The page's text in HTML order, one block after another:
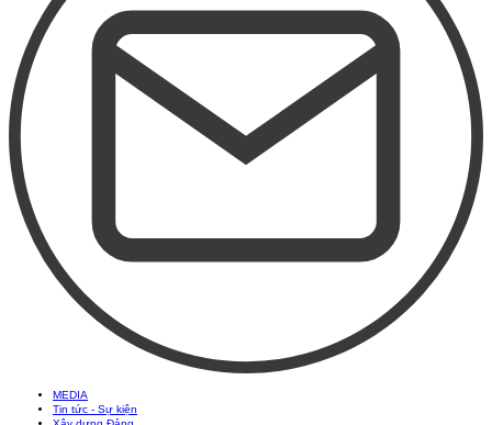
MEDIA
Tin tức - Sự kiện